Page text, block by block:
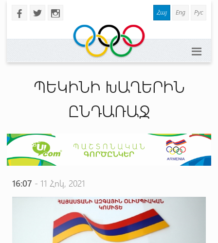
b a x Հայ Eng Рус
ՊԵԿԻՆԻ ԽԱՂԵՐԻՆ
ԸՆԴԱՌԱՋ
16:07 - 11 Հոկ, 2021